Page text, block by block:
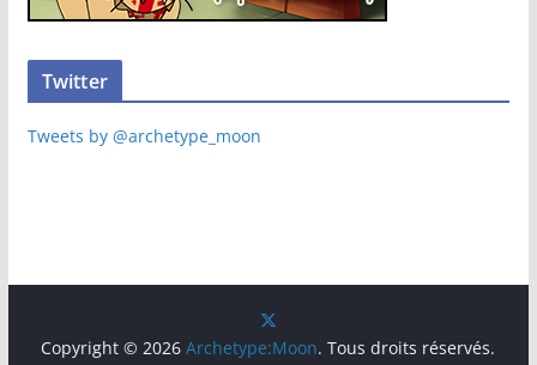
Twitter
Tweets by @archetype_moon
Copyright © 2026Archetype:Moon. Tous droits réservés.